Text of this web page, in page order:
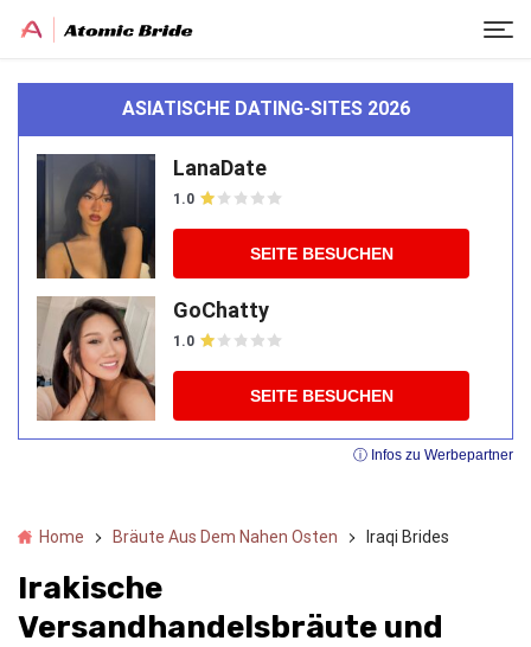
Home Bräute Aus Dem Nahen Osten Iraqi Brides
Irakische
Versandhandelsbräute und
ASIATISCHE DATING-SITES 2026
LanaDate
1.0
SEITE BESUCHEN
GoChatty
1.0
SEITE BESUCHEN
ⓘ Infos zu Werbepartner